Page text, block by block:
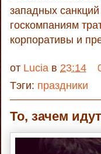
западных
госкомпаниям
корпоративы и
от Lucia в 23:14
Тэги: праздники
То, зачем